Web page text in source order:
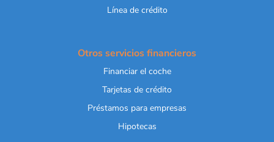
Línea de crédito
Otros servicios financieros
Financiar el coche
Tarjetas de crédito
Préstamos para empresas
Hipotecas